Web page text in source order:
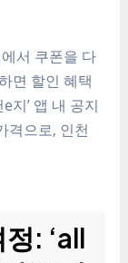
서 쿠폰을 다
면 할인 혜택
지’ 앱 내 공지
격으로, 인천
: ‘all